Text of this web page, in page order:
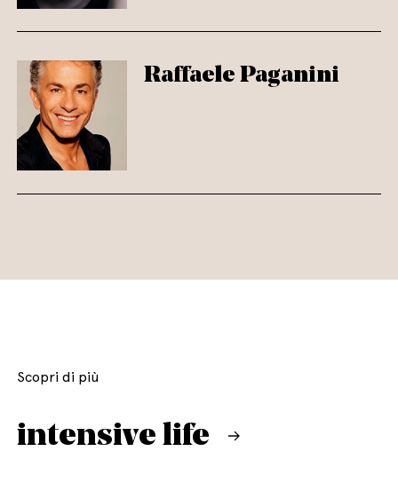
Raffaele Paganini
Scopri di più
intensive life